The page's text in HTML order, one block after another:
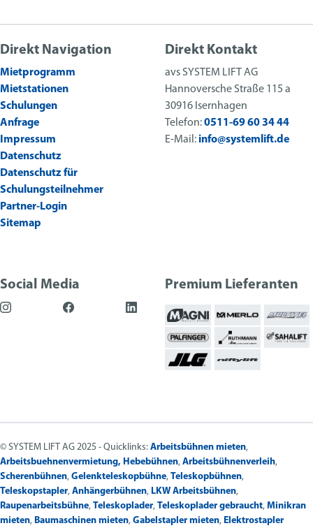
Direkt Navigation
Mietprogramm
Mietstationen
Schulungen
Anfrage
Impressum
Datenschutz
Datenschutz für
Schulungsteilnehmer
Partner-Login
Sitemap
Direkt Kontakt
avs SYSTEM LIFT AG
Hannoversche Straße 115 a
30916 Isernhagen
Telefon:0511-69 60 34 44
E-Mail: info@systemlift.de
Social Media Premium Lieferanten
© SYSTEM LIFT AG 2025 - Quicklinks: Arbeitsbühnen mieten,
Arbeitsbuehnenvermietung, Hebebühnen, Arbeitsbühnenverleih,
Scherenbühnen, Gelenkteleskopbühne, Teleskopbühnen,
Teleskopstapler, Anhängerbühnen, LKW Arbeitsbühnen,
Raupenarbeitsbühne, Teleskoplader, Teleskoplader gebraucht, Minikran
mieten, Baumaschinen mieten, Gabelstapler mieten, Elektrostapler